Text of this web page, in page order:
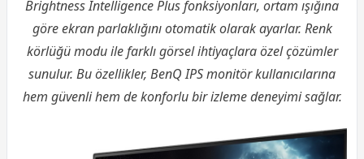
Brightness Intelligence Plus fonksiyonları, ortam ışığına
göre ekran parlaklığını otomatik olarak ayarlar. Renk
körlüğü modu ile farklı görsel ihtiyaçlara özel çözümler
sunulur. Bu özellikler, BenQ IPS monitör kullanıcılarına
hem güvenli hem de konforlu bir izleme deneyimi sağlar.